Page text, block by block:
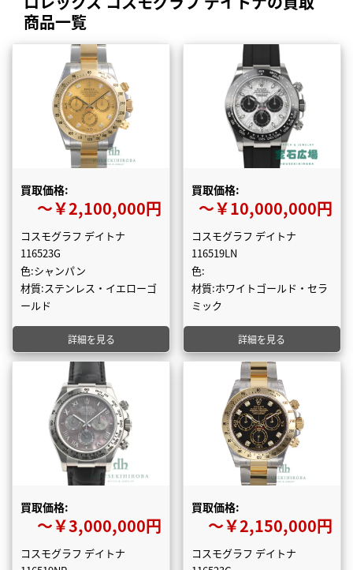
商品一覧
買取価格:
〜￥2,100,000円
コスモグラフ デイトナ
116523G
色:シャンパン
材質:ステンレス・イエローゴ
ールド
詳細を見る
買取価格:
〜￥10,000,000円
コスモグラフ デイトナ
116519LN
色:
材質:ホワイトゴールド・セラ
ミック
詳細を見る
買取価格:
〜￥3,000,000円
コスモグラフ デイトナ
買取価格:
〜￥2,150,000円
コスモグラフ デイトナ